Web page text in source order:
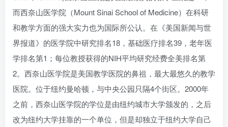
而西奈山医学院（Mount Sinai School of Medicine）在科研
和教学方面的强大实力也为国际所公认。在《美国新闻与世
界报道》的医学院中研究排名18，基础医疗排名39，老年医
学排名第1；每位教授获得的NIH平均研究经费全美排名第
2。西奈山医学院是美国教学医院的鼻祖，最大最悠久的教学
医院。位于纽约曼哈顿，与中央公园只隔4个街区。2000年
之前，西奈山医学院的学位是由纽约城市大学颁发的，之后
改为纽约大学挂靠的一个单位，但是却独立于纽约大学自己